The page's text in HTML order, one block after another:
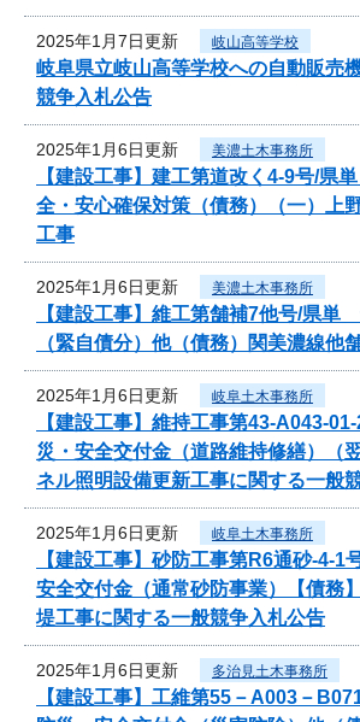
2025年1月7日更新 岐山高等学校
岐阜県立岐山高等学校への自動販売
競争入札公告
2025年1月6日更新 美濃土木事務所
【建設工事】建工第道改く4-9号/県
全・安心確保対策（債務）（一）上
工事
2025年1月6日更新 美濃土木事務所
【建設工事】維工第舗補7他号/県単
（緊自債分）他（債務）関美濃線他
2025年1月6日更新 岐阜土木事務所
【建設工事】維持工事第43-A043-
災・安全交付金（道路維持修繕）（
ネル照明設備更新工事に関する一般
2025年1月6日更新 岐阜土木事務所
【建設工事】砂防工事第R6通砂-4-
安全交付金（通常砂防事業）【債
堤工事に関する一般競争入札公告
2025年1月6日更新 多治見土木事務所
【建設工事】工維第55－A003－